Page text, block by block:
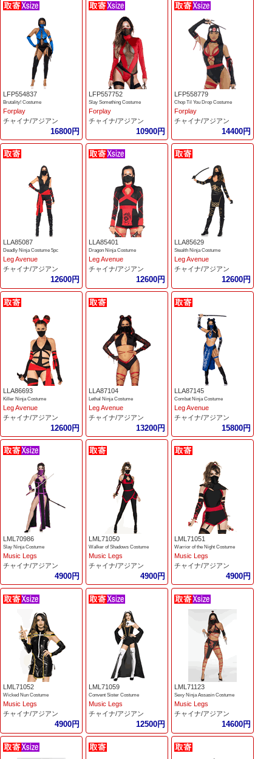
LFP554837
Brutality! Costume
Forplay
チャイナ/アジアン
16800円
LFP557752
Slay Something Costume
Forplay
チャイナ/アジアン
10900円
LFP558779
Chop Til You Drop Costume
Forplay
チャイナ/アジアン
14400円
LLA85087
Deadly Ninja Costume 5pc
Leg Avenue
チャイナ/アジアン
12600円
LLA85401
Dragon Ninja Costume
Leg Avenue
チャイナ/アジアン
12600円
LLA85629
Stealth Ninja Costume
Leg Avenue
チャイナ/アジアン
12600円
LLA86693
Killer Ninja Costume
Leg Avenue
チャイナ/アジアン
12600円
LLA87104
Lethal Ninja Costume
Leg Avenue
チャイナ/アジアン
13200円
LLA87145
Combat Ninja Costume
Leg Avenue
チャイナ/アジアン
15800円
LML70986
Slay Ninja Costume
Music Legs
チャイナ/アジアン
4900円
LML71050
Walker of Shadows Costume
Music Legs
チャイナ/アジアン
4900円
LML71051
Warrior of the Night Costume
Music Legs
チャイナ/アジアン
4900円
LML71052
Wicked Nun Costume
Music Legs
チャイナ/アジアン
4900円
LML71059
Convent Sister Costume
Music Legs
チャイナ/アジアン
12500円
LML71123
Sexy Ninja Assasin Costume
Music Legs
チャイナ/アジアン
14600円